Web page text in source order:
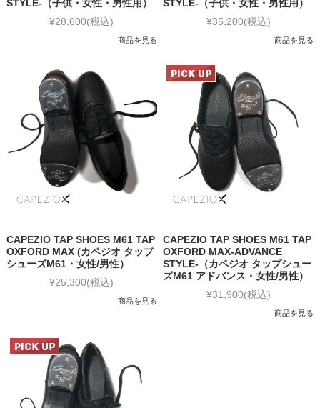
STYLE-（子供・女性・男性用）
¥28,600(税込)
商品を見る
STYLE-（子供・女性・男性用）
¥35,200(税込)
商品を見る
CAPEZIO TAP SHOES M61 TAP
OXFORD MAX (カペジオ タップ
シューズM61・女性/男性）
¥25,300(税込)
商品を見る
CAPEZIO TAP SHOES M61 TAP
OXFORD MAX-ADVANCE
STYLE-（カペジオ タップシュー
ズM61 アドバンス・女性/男性）
¥31,900(税込)
商品を見る